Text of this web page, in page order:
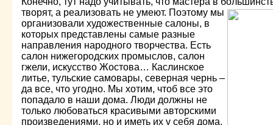
творят, а реализовать не умеют. Поэтому мы
организовали художественные салоны, в
которых представлены самые разные
направления народного творчества. Есть
салон нижегородских промыслов, салон
гжели, искусство Жостова… Каслинское
литье, тульские самовары, северная чернь –
да все, что угодно. Мы хотим, чтоб все это
попадало в наши дома. Люди должны не
только любоваться красивыми авторскими
произведениями, но и иметь их у себя дома.